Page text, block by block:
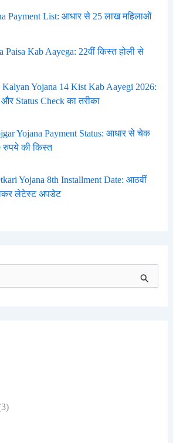
Payment List: आधार से 25 लाख महिलाओं
Paisa Kab Aayega: 22वीं किस्त होली से
Yojana 14 Kist Kab Aayegi 2026:
Status Check का तरीका
Yojana Payment Status: आधार से चेक
रुपये की किस्त
Yojana 8th Installment Date: आठवीं
लेटेस्ट अपडेट